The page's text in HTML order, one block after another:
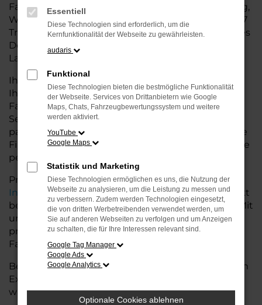
Fahrzeug suchen. Ob für den täglichen Arbeitsweg,
Wochenendausflüge oder lange Reisen, der VW T7
Transporter bietet Komfort, Effizienz und modernes
Design, das sowohl in der Stadt als auch auf dem
Land glänzt.
Ihr VW Autohaus in der Nähe von Weyhe bietet
Ihnen neben einer breiten Auswahl an VW
Fahrzeugen auch umfassende Beratung und
Service. Wir unterstützen Sie bei der Auswahl des
passenden Modells und bieten maßgeschneiderte
Finanzierungslösungen sowie Leasingoptionen, die
perfekt zu Ihrem Budget und Bedarf passen.
Profitieren Sie von zusätzlichen Services wie
Inzahlungnahme,Wartung und Reparaturendirekt
bei Ihrem VW Autohaus in der Nähe von Weyhe. Mit
unserer großen Auswahl an Fahrzeugen und der
professionellen Beratung finden Sie bei uns das
Fahrzeug, das Ihre Ansprüche erfüllt.
Besuchen Sie uns und lassen Sie sich von unserem
Expertenteam beraten – der VW T7 Transporter
wartet auf Sie!
Essentiell
Diese Technologien sind erforderlich, um die
Kernfunktionalität der Webseite zu gewährleisten.
audaris
Funktional
Diese Technologien bieten die bestmögliche Funktionalität
der Webseite. Services von Drittanbietern wie Google
Maps, Chats, Fahrzeugbewertungssystem und weitere
werden aktiviert.
YouTube
Google Maps
Statistik und Marketing
Diese Technologien ermöglichen es uns, die Nutzung der
Webseite zu analysieren, um die Leistung zu messen und
zu verbessern. Zudem werden Technologien eingesetzt,
die von dritten Werbetreibenden verwendet werden, um
Sie auf anderen Webseiten zu verfolgen und um Anzeigen
zu schalten, die für Ihre Interessen relevant sind.
Google Tag Manager
Google Ads
Google Analytics
Optionale Cookies ablehnen